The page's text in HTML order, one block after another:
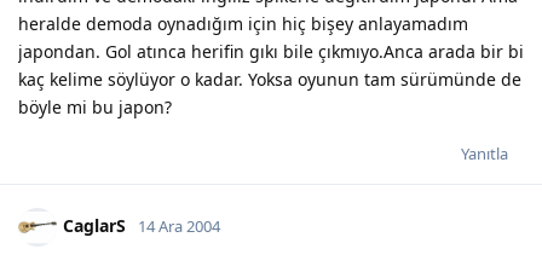
heralde demoda oynadığım için hiç bişey anlayamadım
japondan. Gol atınca herifin gıkı bile çıkmıyo.Anca arada bir bi
kaç kelime söylüyor o kadar. Yoksa oyunun tam sürümünde de
böyle mi bu japon?
Yanıtla
CaglarS 14 Ara 2004